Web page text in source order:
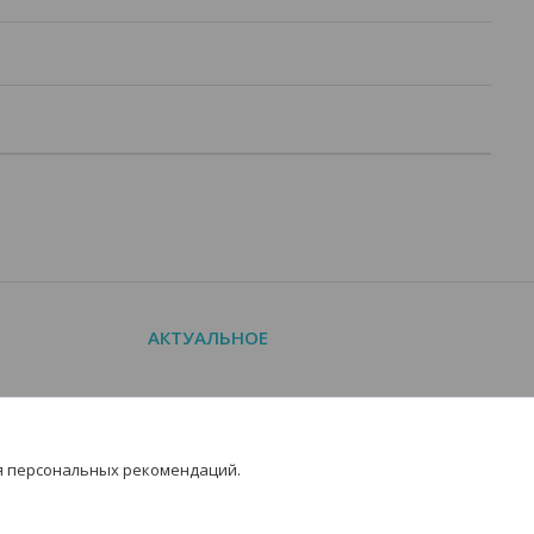
АКТУАЛЬНОЕ
Новости
персональных рекомендаций.